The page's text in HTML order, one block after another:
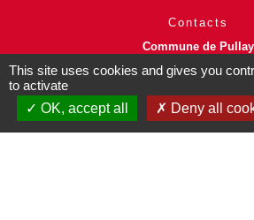
Contacts
Commune de Pullay
2 rue des Rossignols
27130 Pullay - FRANCE
+33 2 32 32 18 58
Site internet :
This site uses cookies and gives you
to activate
OK, accept all
Deny all